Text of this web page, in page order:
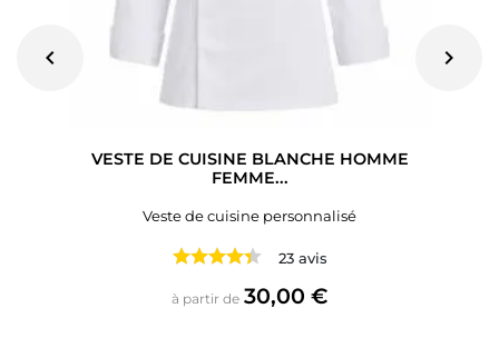
chevron_left chevron_right
VESTE DE CUISINE BLANCHE HOMME
FEMME...
Veste de cuisine personnalisé
23 avis
à partir de Prix
30,00 €